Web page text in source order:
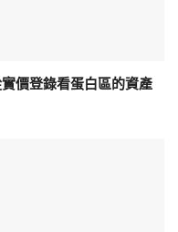
價登錄看蛋白區的資產